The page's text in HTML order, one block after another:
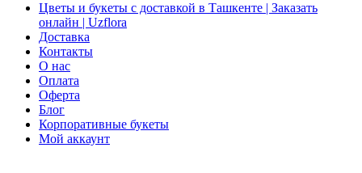
Цветы и букеты с доставкой в Ташкенте | Заказать
онлайн | Uzflora
Доставка
Контакты
О нас
Оплата
Оферта
Блог
Корпоративные букеты
Мой аккаунт